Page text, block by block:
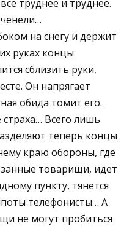
труднее и труднее.
на снегу и держит
руках концы
сблизить руки,
Он напрягает
обида томит его.
Всего лишь
теперь концы
краю обороны, где
товарищи, идет
пункту, тянется
телефонисты… А
не могут пробиться